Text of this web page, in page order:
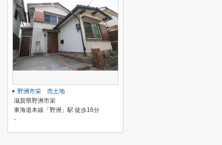
野洲市栄 売土地
滋賀県野洲市栄
東海道本線「野洲」駅 徒歩16分
-